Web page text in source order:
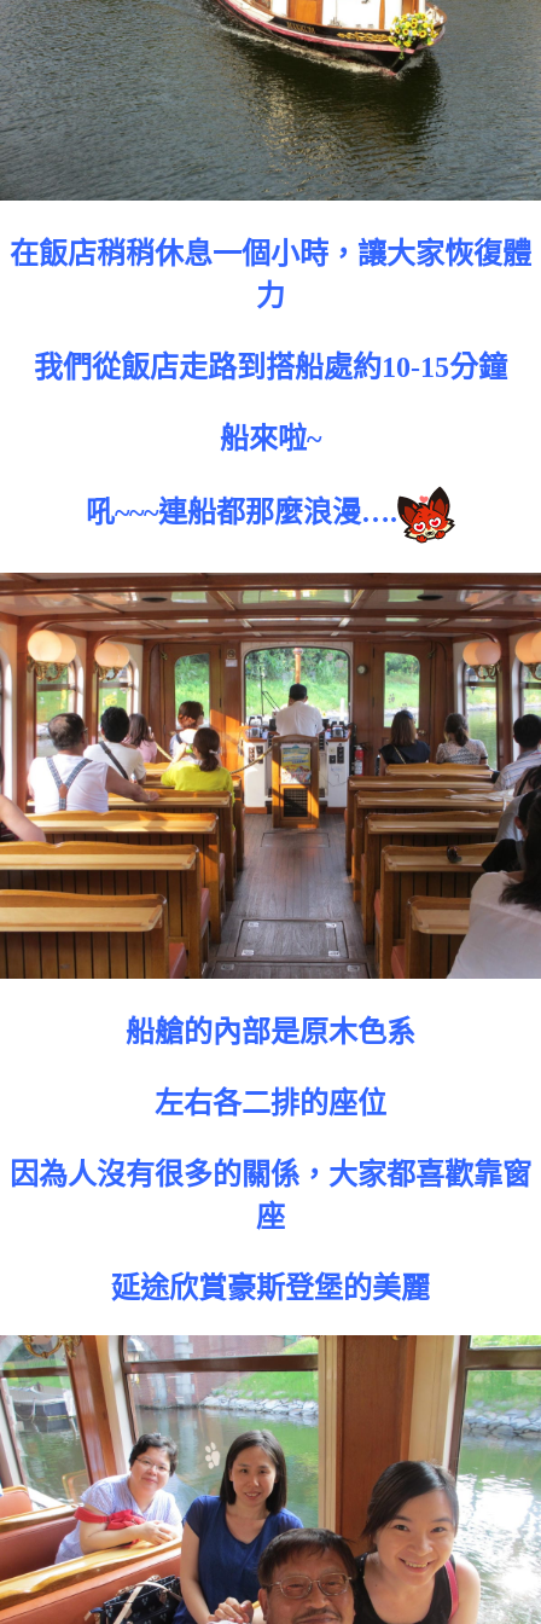
在飯店稍稍休息一個小時，讓大家恢復體
力
我們從飯店走路到搭船處約10-15分鐘
船來啦~
吼~~~連船都那麼浪漫….
船艙的內部是原木色系
左右各二排的座位
因為人沒有很多的關係，大家都喜歡靠窗
座
延途欣賞豪斯登堡的美麗